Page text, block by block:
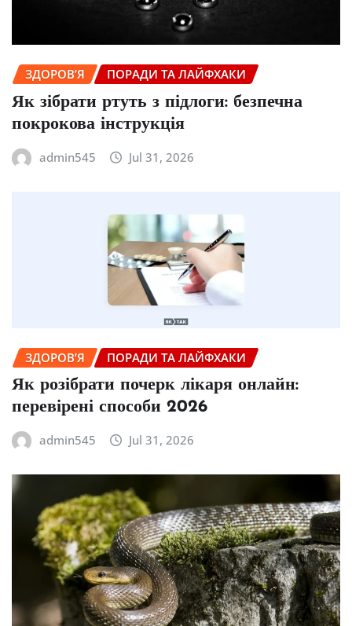
ЗДОРОВ’Я ПОРАДИ ТА ЛАЙФХАКИ
Як зібрати ртуть з підлоги: безпечна
покрокова інструкція
admin545 Jul 31, 2026
ЗДОРОВ’Я ПОРАДИ ТА ЛАЙФХАКИ
Як розібрати почерк лікаря онлайн:
перевірені способи 2026
admin545 Jul 31, 2026